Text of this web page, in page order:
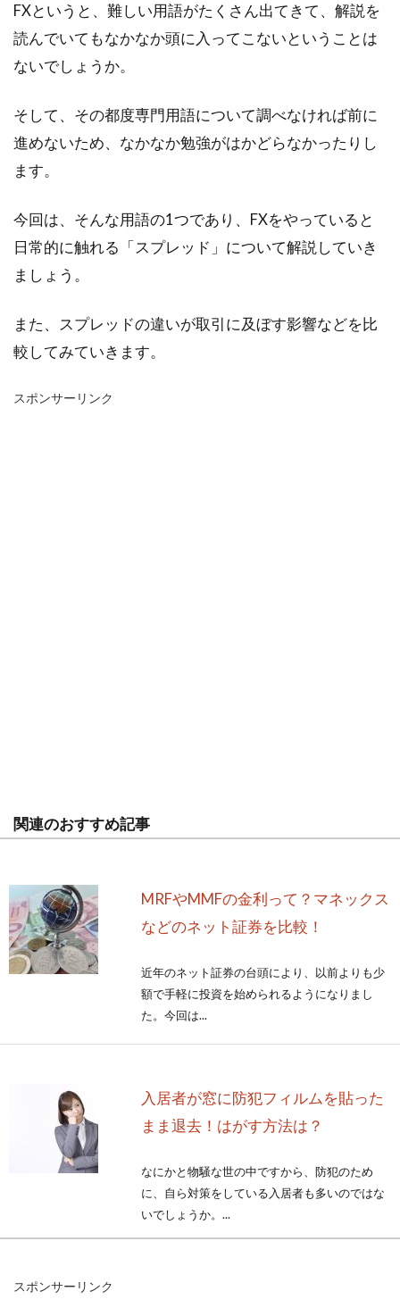
FXというと、難しい用語がたくさん出てきて、解説を
読んでいてもなかなか頭に入ってこないということは
ないでしょうか。
そして、その都度専門用語について調べなければ前に
進めないため、なかなか勉強がはかどらなかったりし
ます。
今回は、そんな用語の1つであり、FXをやっていると
日常的に触れる「スプレッド」について解説していき
ましょう。
また、スプレッドの違いが取引に及ぼす影響などを比
較してみていきます。
スポンサーリンク
関連のおすすめ記事
MRFやMMFの金利って？マネックス
などのネット証券を比較！
近年のネット証券の台頭により、以前よりも少
額で手軽に投資を始められるようになりまし
た。今回は...
入居者が窓に防犯フィルムを貼った
まま退去！はがす方法は？
なにかと物騒な世の中ですから、防犯のため
に、自ら対策をしている入居者も多いのではな
いでしょうか。...
スポンサーリンク